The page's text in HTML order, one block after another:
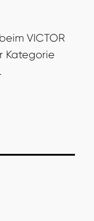
VICTOR
Kategorie